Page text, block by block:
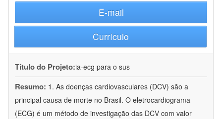
E-mail
Currículo
Título do Projeto:ia-ecg para o sus
Resumo: 1. As doenças cardiovasculares (DCV) são a
principal causa de morte no Brasil. O eletrocardiograma
(ECG) é um método de investigação das DCV com valor